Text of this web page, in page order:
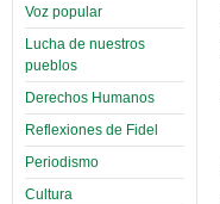
Voz popular
Lucha de nuestros
pueblos
Derechos Humanos
Reflexiones de Fidel
Periodismo
Cultura